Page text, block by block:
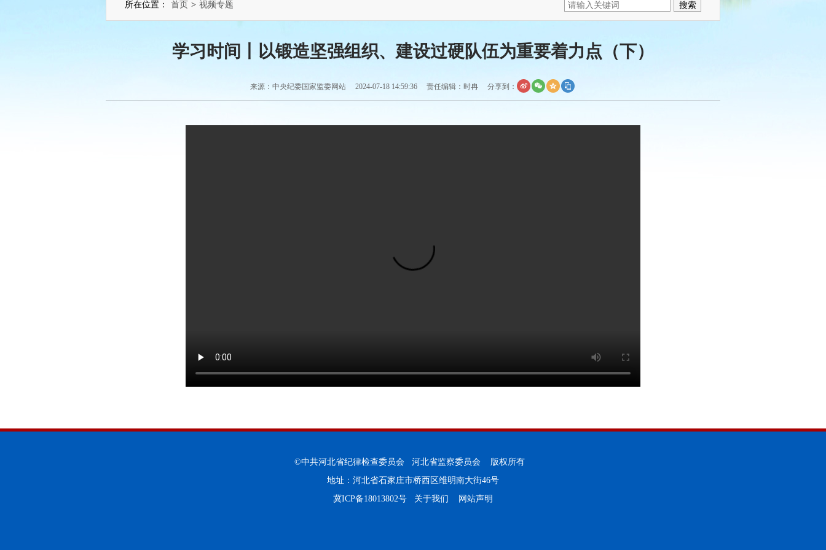
所在位置： 首页 > 视频专题
学习时间丨以锻造坚强组织、建设过硬队伍为重要着力点（下）
来源：中央纪委国家监委网站 2024-07-18 14:59:36 责任编辑：时冉 分享到：
©中共河北省纪律检查委员会 河北省监察委员会 版权所有
地址：河北省石家庄市桥西区维明南大街46号
冀ICP备18013802号
关于我们 网站声明